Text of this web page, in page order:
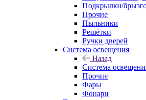
Подкрылки/
Прочие
Пыльники
Решётки
Ручки дверей
Система освещения
Назад
Система
Прочие
Фары
Фонари